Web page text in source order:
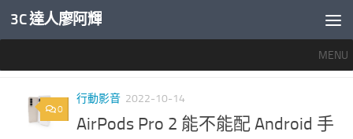
內文下方
3C 達人廖阿輝
MENU
0
行動影音 2022-10-14
AirPods Pro 2 能不能配 Android 手